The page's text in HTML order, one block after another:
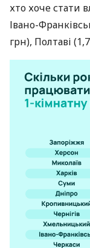
хто хоче стати
Івано-
грн), Полтаві